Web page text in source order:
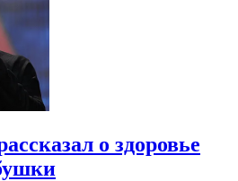
о здоровье